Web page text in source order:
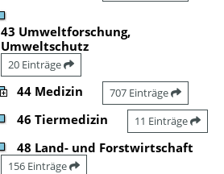
43 Umweltforschung,
Umweltschutz
20 Einträge
44 Medizin 707 Einträge
46 Tiermedizin 11 Einträge
48 Land- und Forstwirtschaft
156 Einträge